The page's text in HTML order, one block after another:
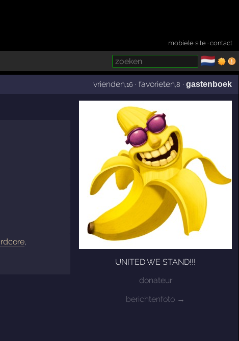
mobiele site ·contact
🇳🇱
vrienden ,16 ·favorieten ,8 ·gastenboek
UNITED WE STAND!!!
donateur
berichtenfoto →
,